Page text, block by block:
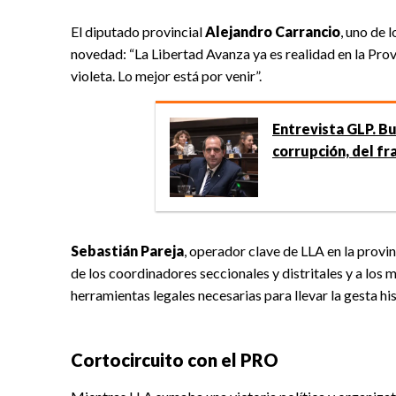
El diputado provincialAlejandro Carrancio, uno de
novedad: “La Libertad Avanza ya es realidad en la
violeta. Lo mejor está por venir”.
Entrevista GLP.
corrupción, del
Sebastián Pareja, operador clave de LLA en la
de los coordinadores seccionales y distritales y a los
herramientas legales necesarias para llevar la gesta
Cortocircuito con el PRO